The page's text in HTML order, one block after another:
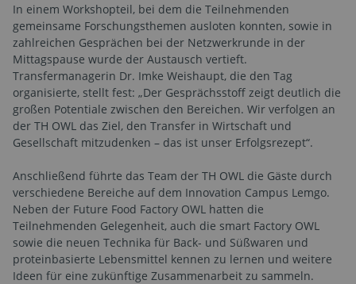
In einem Workshopteil, bei dem die Teilnehmenden
gemeinsame Forschungsthemen ausloten konnten, sowie in
zahlreichen Gesprächen bei der Netzwerkrunde in der
Mittagspause wurde der Austausch vertieft.
Transfermanagerin Dr. Imke Weishaupt, die den Tag
organisierte, stellt fest: „Der Gesprächsstoff zeigt deutlich die
großen Potentiale zwischen den Bereichen. Wir verfolgen an
der TH OWL das Ziel, den Transfer in Wirtschaft und
Gesellschaft mitzudenken – das ist unser Erfolgsrezept“.
Anschließend führte das Team der TH OWL die Gäste durch
verschiedene Bereiche auf dem Innovation Campus Lemgo.
Neben der Future Food Factory OWL hatten die
Teilnehmenden Gelegenheit, auch die smart Factory OWL
sowie die neuen Technika für Back- und Süßwaren und
proteinbasierte Lebensmittel kennen zu lernen und weitere
Ideen für eine zukünftige Zusammenarbeit zu sammeln.